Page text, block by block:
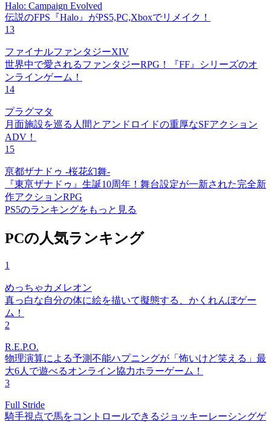
Halo: Campaign Evolved
伝説のFPS『Halo』がPS5,PC,Xboxでリメイク！
13
ファイナルファンタジーXIV
世界中で愛されるファンタジーRPG！『FF』シリーズのオ
ンラインゲーム！
14
プラグマタ
月面施設を巡る人間とアンドロイドの重厚なSFアクション
ADV！
15
亰都ザナドゥ -桜花幻舞-
『東亰ザナドゥ』生誕10周年！舞台設定が一新された完全新
作アクションRPG
PS5のランキングをもっと見る
PCの人気ランキング
1
めっちゃカメレオン
真っ白な自分の体に絵を描いて擬態する、かくれんぼゲー
ム！
2
R.E.P.O.
物理演算による予測不能ハプニングが「怖いけど笑える」最
大6人で遊べるオンライン協力ホラーゲーム！
3
Full Stride
騎手視点で馬をコントロールできるジョッキーレーシングゲ